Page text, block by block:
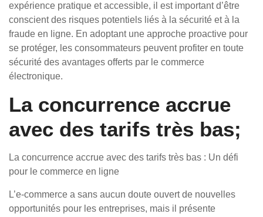
expérience pratique et accessible, il est important d’être
conscient des risques potentiels liés à la sécurité et à la
fraude en ligne. En adoptant une approche proactive pour
se protéger, les consommateurs peuvent profiter en toute
sécurité des avantages offerts par le commerce
électronique.
La concurrence accrue
avec des tarifs très bas;
La concurrence accrue avec des tarifs très bas : Un défi
pour le commerce en ligne
L’e-commerce a sans aucun doute ouvert de nouvelles
opportunités pour les entreprises, mais il présente